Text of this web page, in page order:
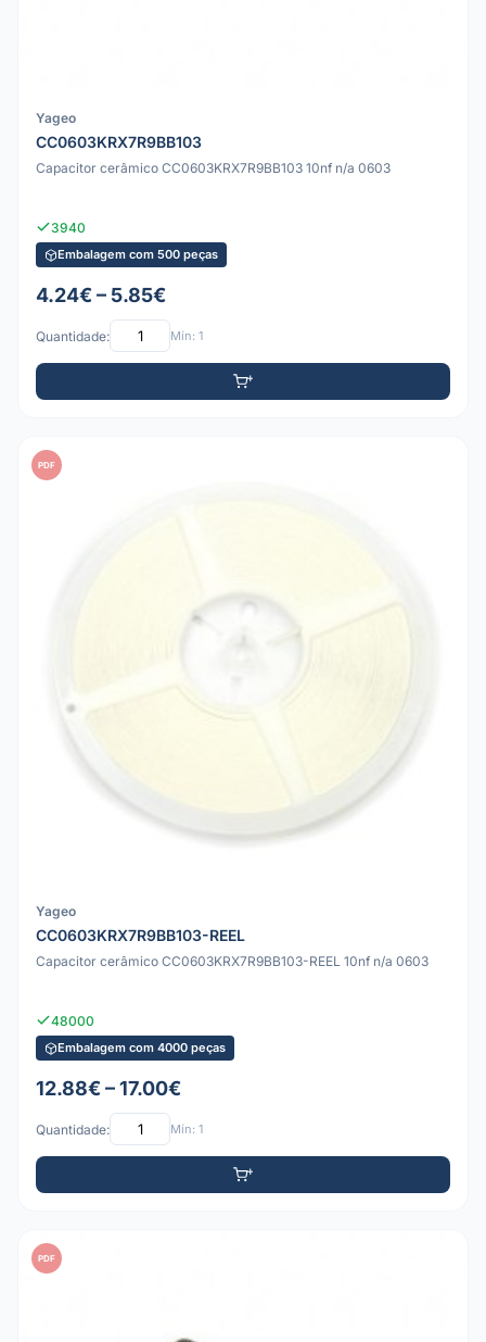
Yageo
CC0603KRX7R9BB103
Capacitor cerâmico CC0603KRX7R9BB103 10nf n/a 0603
3940
Embalagem com 500 peças
4.24€ – 5.85€
Quantidade: Mín: 1
PDF
Yageo
CC0603KRX7R9BB103-REEL
Capacitor cerâmico CC0603KRX7R9BB103-REEL 10nf n/a 0603
48000
Embalagem com 4000 peças
12.88€ – 17.00€
Quantidade: Mín: 1
PDF